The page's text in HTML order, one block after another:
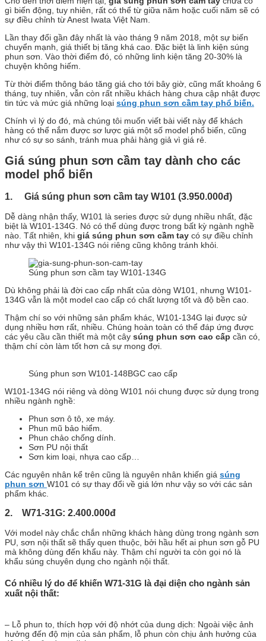
gì biến động, tuy nhiên, rất có thể từ giữa năm hoặc cuối năm sẽ có
sự điều chỉnh từ Anest Iwata Việt Nam.
Lần thay đổi gần đây nhất là vào tháng 9 năm 2018, một sự biến
chuyển mạnh, giá thiết bị tăng khá cao. Đặc biệt là linh kiện súng
phun sơn. Vào thời điểm đó, có những linh kiện tăng 20-30% là
chuyện không hiếm.
Từ thời điểm thông báo tăng giá cho tới bây giờ, cũng mất khoảng 6
tháng, tuy nhiên, vẫn còn rất nhiều khách hàng chưa cập nhật được
tin tức và mức giá những loại súng phun sơn cầm tay phổ biến.
Chính vì lý do đó, mà chúng tôi muốn viết bài viết này để khách
hàng có thể nắm được sơ lược giá một số model phổ biến, cũng
như có sự so sánh, tránh mua phải hàng giả vì giá rẻ.
Giá súng phun sơn cầm tay dành cho các
model phổ biến
1. Giá súng phun sơn cầm tay W101 (3.950.000đ)
Dễ dàng nhận thấy, W101 là series được sử dụng nhiều nhất, đặc
biệt là W101-134G. Nó có thể dùng được trong bất kỳ ngành nghề
nào. Tất nhiên, khi giá súng phun sơn cầm tay có sự điều chỉnh
như vậy thì W101-134G nói riêng cũng không tránh khỏi.
Súng phun sơn cầm tay W101-134G
Dù không phải là đời cao cấp nhất của dòng W101, nhưng W101-
134G vẫn là một model cao cấp có chất lượng tốt và độ bền cao.
Thậm chí so với những sản phẩm khác, W101-134G lại được sử
dụng nhiều hơn rất, nhiều. Chúng hoàn toàn có thể đáp ứng được
các yêu cầu cần thiết mà một cây súng phun sơn cao cấp cần có,
thậm chí còn làm tốt hơn cả sự mong đợi.
Súng phun sơn W101-148BGC cao cấp
W101-134G nói riêng và dòng W101 nói chung được sử dụng trong
nhiều ngành nghề:
Phun sơn ô tô, xe máy.
Phun mũ bảo hiểm.
Phun chảo chống dính.
Sơn PU nội thất
Sơn kim loại, nhựa cao cấp…
Các nguyên nhân kể trên cũng là nguyên nhân khiến giá súng
phun sơn W101 có sự thay đổi về giá lớn như vậy so với các sản
phẩm khác.
2. W71-31G: 2.400.000đ
Với model này chắc chắn những khách hàng dùng trong ngành sơn
PU, sơn nội thất sẽ thấy quen thuộc, bởi hầu hết ai phun sơn gỗ PU
mà không dùng đến khẩu này. Thậm chí người ta còn gọi nó là
khẩu súng chuyên dụng cho ngành nội thất.
Có nhiều lý do để khiến W71-31G là đại diện cho ngành sản
xuất nội thất:
– Lỗ phun to, thích hợp với độ nhớt của dung dịch: Ngoài việc ảnh
hưởng đến độ mịn của sản phẩm, lỗ phun còn chịu ảnh hưởng của